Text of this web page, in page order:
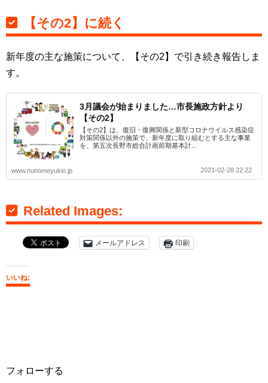
【その2】に続く
新年度の主な施策について、【その2】で引き続き報告しま
す。
3月議会が始まりました…市長施政方針より
【その2】
【その2】は、復旧・復興関係と新型コロナウイルス感染症
対策関係以外の施策で、新年度に取り組むとする主な事業
を、第五次長野市総合計画前期基本計...
www.nunomeyukio.jp 2021-02-28 22:22
Related Images:
メールアドレス 印刷
いいね:
フォローする